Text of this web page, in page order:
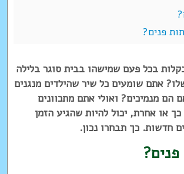
פנים?
בכל פעם שמישהו בבית סוגר בלילה
אתם שומעים כל שיר שהילדים מנגנים
הם מנמיכים? ואולי אתם מתכוונים
או אחרת, יכול להיות שהגיע הזמן
חדשות. כך תבחרו נכון.